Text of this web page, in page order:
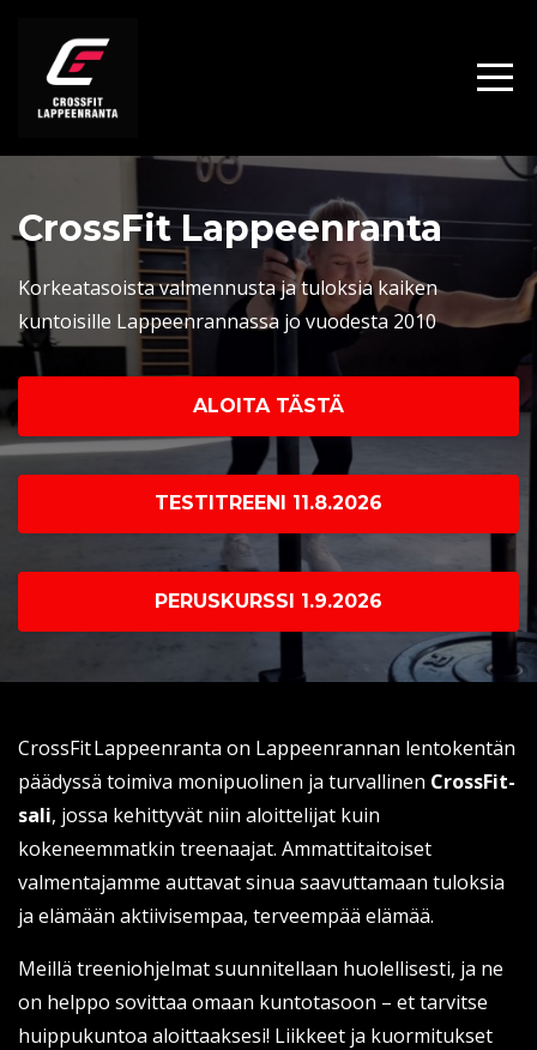
CrossFit Lappeenranta
Korkeatasoista valmennusta ja tuloksia kaiken
kuntoisille Lappeenrannassa jo vuodesta 2010
ALOITA TÄSTÄ
TESTITREENI 11.8.2026
PERUSKURSSI 1.9.2026
CrossFit Lappeenranta on Lappeenrannan lentokentän
päädyssä toimiva monipuolinen ja turvallinen CrossFit-
sali, jossa kehittyvät niin aloittelijat kuin
kokeneemmatkin treenaajat. Ammattitaitoiset
valmentajamme auttavat sinua saavuttamaan tuloksia
ja elämään aktiivisempaa, terveempää elämää.
Meillä treeniohjelmat suunnitellaan huolellisesti, ja ne
on helppo sovittaa omaan kuntotasoon – et tarvitse
huippukuntoa aloittaaksesi! Liikkeet ja kuormitukset